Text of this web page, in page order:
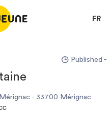
FR
OFFER
Published -
- 33700 Mérignac